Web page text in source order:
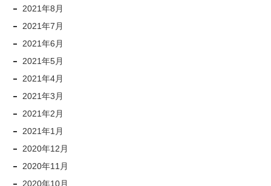
2021年8月
2021年7月
2021年6月
2021年5月
2021年4月
2021年3月
2021年2月
2021年1月
2020年12月
2020年11月
2020年10月